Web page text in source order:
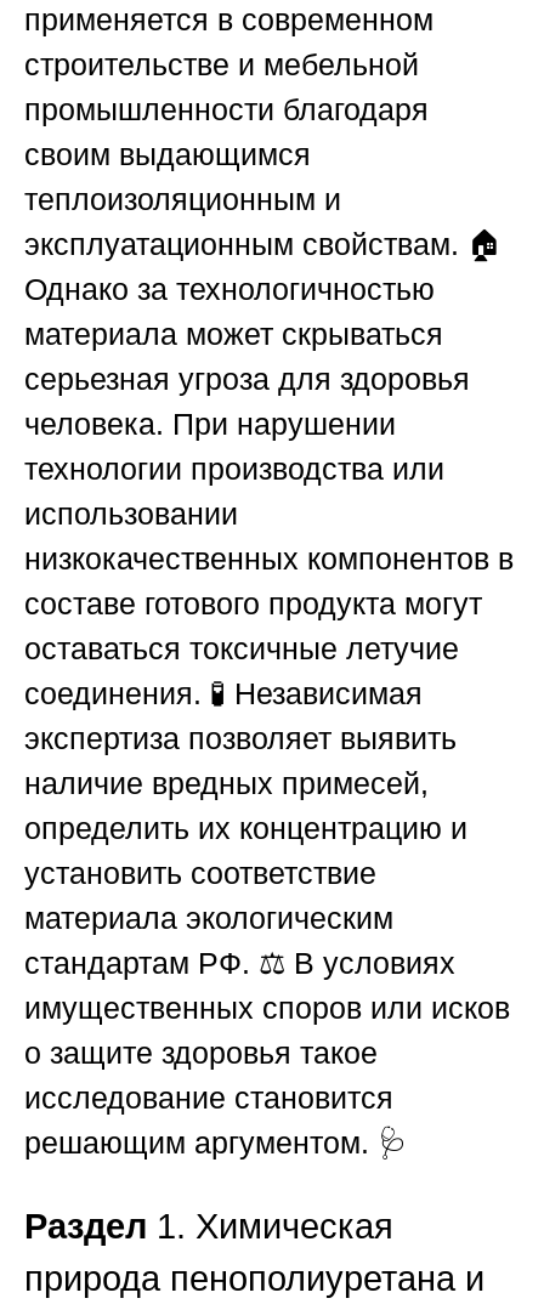
применяется в современном
строительстве и мебельной
промышленности благодаря
своим выдающимся
теплоизоляционным и
эксплуатационным свойствам. 🏠
Однако за технологичностью
материала может скрываться
серьезная угроза для здоровья
человека. При нарушении
технологии производства или
использовании
низкокачественных компонентов в
составе готового продукта могут
оставаться токсичные летучие
соединения. 🧪 Независимая
экспертиза позволяет выявить
наличие вредных примесей,
определить их концентрацию и
установить соответствие
материала экологическим
стандартам РФ. ⚖️ В условиях
имущественных споров или исков
о защите здоровья такое
исследование становится
решающим аргументом. 🩺
Раздел 1. Химическая
природа пенополиуретана и